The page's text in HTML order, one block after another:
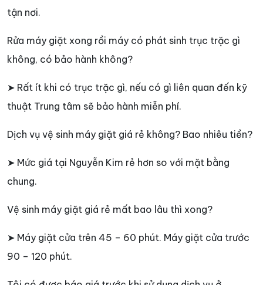
tận nơi.
Rửa máy giặt xong rồi máy có phát sinh trục trặc gì
không, có bảo hành không?
➤ Rất ít khi có trục trặc gì, nếu có gì liên quan đến kỹ
thuật Trung tâm sẽ bảo hành miễn phí.
Dịch vụ vệ sinh máy giặt giá rẻ không? Bao nhiêu tiền?
➤ Mức giá tại Nguyễn Kim rẻ hơn so với mặt bằng
chung.
Vệ sinh máy giặt giá rẻ mất bao lâu thì xong?
➤ Máy giặt cửa trên 45 – 60 phút. Máy giặt cửa trước
90 – 120 phút.